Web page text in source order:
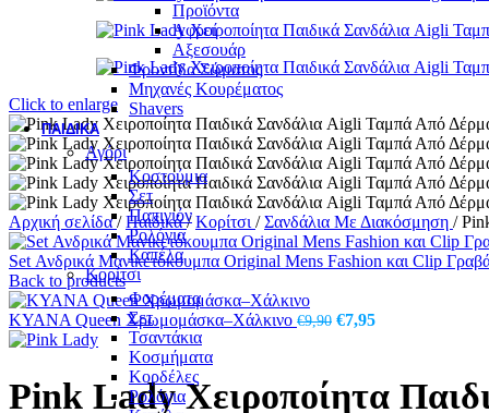
Προϊόντα
Αφροί
Αξεσουάρ
Φροντίδα Σώματος
Μηχανές Κουρέματος
Shavers
ΠΑΙΔΙΚΆ
Αγόρι
Κοστούμια
Σετ
Παπιγιόν
Ρολόγια
Καπέλα
Κορίτσι
Φορέματα
Σετ
Τσαντάκια
Κοσμήματα
Κορδέλες
Ρολόγια
Click to enlarge
Αρχική σελίδα/ Παιδικά/ Κορίτσι / Σανδάλια Με Διακόσμηση /
Set Ανδρικά Μανικετόκουμπα Original Mens Fashion και Clip
Back to products
KYANA Queen Χρωμομάσκα–Χάλκινο €9,90 Original
€7,95Η
€7,95.
Pink Lady Χειροποίητα